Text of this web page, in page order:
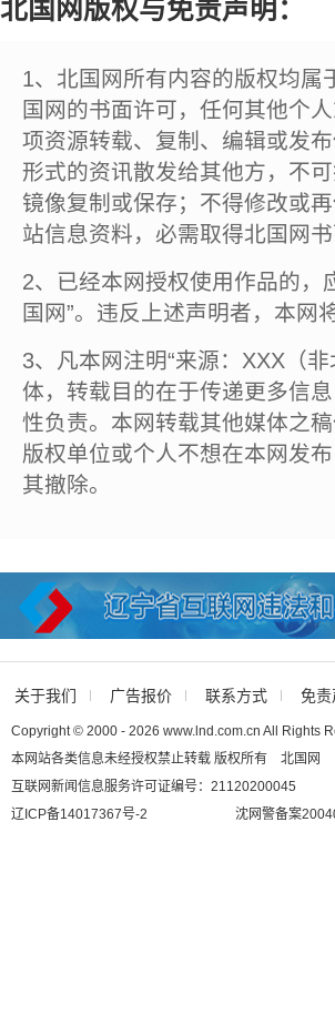
北国网版权与免责声明：
1、北国网所有内容的版权均属
国网的书面许可，任何其他个
项资源转载、复制、编辑或发
形式的资讯散发给其他方，不
镜像复制或保存；不得修改或
站信息资料，必需取得北国网
2、已经本网授权使用作品的，
国网”。违反上述声明者，本网
3、凡本网注明“来源：XXX（
体，转载目的在于传递更多信
性负责。本网转载其他媒体之
版权单位或个人不想在本网发
其撤除。
关于我们 广告报价 联系方式 免责
Copyright © 2000 - 2026 www.lnd.com.cn All Rights
本网站各类信息未经授权禁止转载 版权所有 北国网
互联网新闻信息服务许可证编号：21120200045
辽ICP备14017367号-2
沈网警备案